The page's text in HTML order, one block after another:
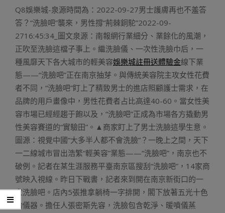
Q8娛樂城-泉源時間為：2022-09-27男士護膚再也不羞答
答？“洗臉吧”襲來，男性撐“荊棘銅駝”2022-09-
2716:45:34_圖文泉源：南報網行業細分、業餘化的風潮，
正吹至洗臉這檔子事上。繼洗臉儀、一次性洗臉巾后，一
種風靡天下各大城市的輕美容娛樂城註冊送體驗金線下業
態——“洗臉吧”正在南京抽芽。與傳統美容院主攻女性花費
者不同，“洗臉吧”盯上了精致男士的進店照顧護士需求，在
品牌的用戶畫像中，男性花費者占比高達40-60。當女性美
容市場已經經趨于飽以及，“洗臉吧”正成為市場各方撬動男
性美容賽道的“實驗田”。▲商家盯上了男士洗臉這學生意。
圖源：視覺中國“大多半人都不會洗臉”？一晚上之間，天下
一二線城市冒出浩繁“輕美容”業態——“洗臉吧”，南京也不
破例。記者在某生涯服務平臺南京區搜刮“洗臉吧”，14家商
號映入視線。昨日下戰書，記者來到開在南京新街口的一
家洗臉吧。店內5張推拿躺椅一字排開，閣下放著五光十色
的儀器。擔任人張密斯先容，洗臉包含乾淨、暖噴儀蒸